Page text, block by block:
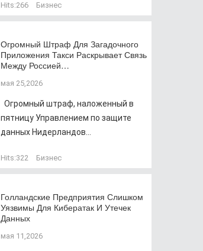
Hits:266 Бизнес
Огромный Штраф Для Загадочного
Приложения Такси Раскрывает Связь
Между Россией…
мая 25,2026
Огромный штраф, наложенный в
пятницу Управлением по защите
данных Нидерландов...
Hits:322 Бизнес
Голландские Предприятия Слишком
Уязвимы Для Кибератак И Утечек
Данных
мая 11,2026